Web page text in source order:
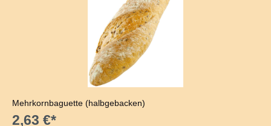
Mehrkornbaguette (halbgebacken)
2,63 €*